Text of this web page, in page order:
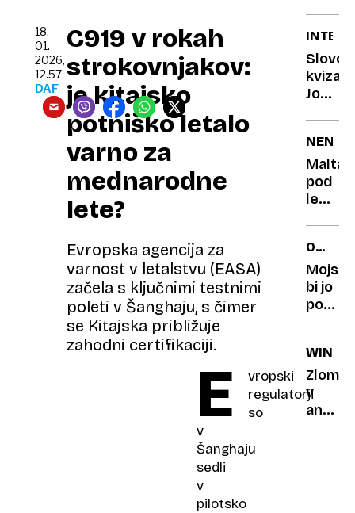
C919 v rokah
strokovnjakov:
je kitajsko
potniško letalo
varno za
mednarodne
lete?
Evropska agencija za
varnost v letalstvu (EASA)
začela s ključnimi testnimi
poleti v Šanghaju, s čimer
se Kitajska približuje
zahodni certifikaciji.
18.
01.
2026,
12.57
DAF
E
vropski
regulatorji
so
v
Šanghaju
sedli
v
pilotsko
in
pravi
Slovo
kviza
Joker
Mario
načrtih
Malta
pod
ledom:
pekla«,
ki je
šokiral
STAVBE
Mojstri
bi jo
Zlom
v